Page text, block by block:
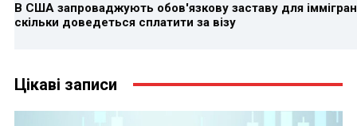
В США запроваджують обов'язкову заставу для
скільки доведеться сплатити за візу
Цікаві записи